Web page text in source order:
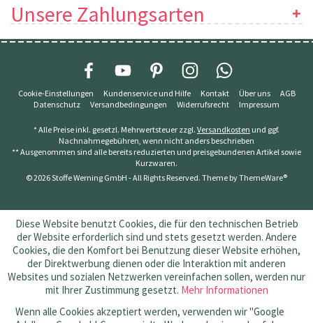
Unsere Zahlungsarten
Cookie-Einstellungen Kundenservice und Hilfe Kontakt Über uns
AGB
Datenschutz
Versandbedingungen Widerrufsrecht Impressum
* Alle Preise inkl. gesetzl. Mehrwertsteuer zzgl. Versandkosten und ggf.
Nachnahmegebühren, wenn nicht anders beschrieben
** Ausgenommen sind alle bereits reduzierten und preisgebundenen Artikel sowie
Kurzwaren.
© 2026 Stoffe Werning GmbH - All Rights Reserved. Theme byThemeWare®
Diese Website benutzt Cookies, die für den technischen Betrieb
der Website erforderlich sind und stets gesetzt werden. Andere
Cookies, die den Komfort bei Benutzung dieser Website erhöhen,
der Direktwerbung dienen oder die Interaktion mit anderen
Websites und sozialen Netzwerken vereinfachen sollen, werden nur
mit Ihrer Zustimmung gesetzt. Mehr Informationen
Wenn alle Cookies akzeptiert werden, verwenden wir "Google